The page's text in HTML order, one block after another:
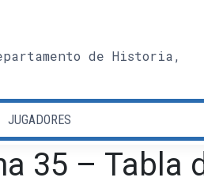
de Historia,
JUGADORES
35 –